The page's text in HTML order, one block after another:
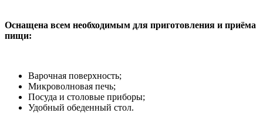
Оснащена всем необходимым для приготовления и приёма
пищи:
Варочная поверхность;
Микроволновая печь;
Посуда и столовые приборы;
Удобный обеденный стол.